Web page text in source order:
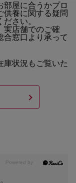
部屋に合うかプロ
供養に関する疑問
ださい。
実店舗でのご確
窓口より承って
庫状況もご覧いた